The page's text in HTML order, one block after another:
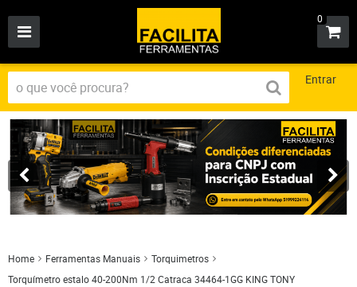
0
Entrar
Home Ferramentas Manuais
Torquimetros
Torquímetro estalo 40-200Nm 1/2 Catraca 34464-1GG KING TONY